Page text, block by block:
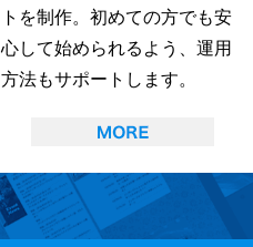
トを制作。初めての方でも安
心して始められるよう、運用
方法もサポートします。